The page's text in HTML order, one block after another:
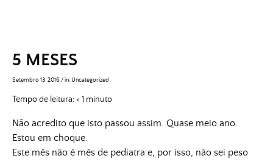
5 MESES
Setembro 13, 2016 /in: Uncategorized
Tempo de leitura:< 1 minuto
Não acredito que isto passou assim. Quase meio ano.
Estou em choque.
Este mês não é mês de pediatra e, por isso, não sei peso